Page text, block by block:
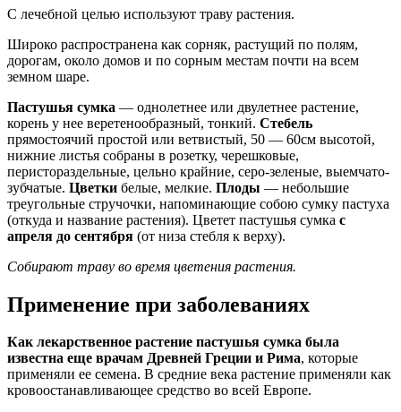
С лечебной целью используют траву растения.
Широко распространена как сорняк, растущий по полям,
дорогам, около домов и по сорным местам почти на всем
земном шаре.
Пастушья сумка — однолетнее или двулетнее растение,
корень у нее веретенообразный, тонкий. Стебель
прямостоячий простой или ветвистый, 50 — 60см высотой,
нижние листья собраны в розетку, черешковые,
перистораздельные, цельно крайние, серо-зеленые, выемчато-
зубчатые. Цветки белые, мелкие. Плоды — небольшие
треугольные стручочки, напоминающие собою сумку пастуха
(откуда и название растения). Цветет пастушья сумка с
апреля до сентября (от низа стебля к верху).
Собирают траву во время цветения растения.
Применение при заболеваниях
Как лекарственное растение пастушья сумка была
известна еще врачам Древней Греции и Рима, которые
применяли ее семена. В средние века растение применяли как
кровоостанавливающее средство во всей Европе.